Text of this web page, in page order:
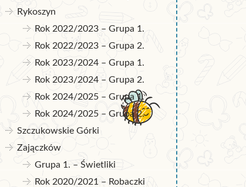
Rykoszyn
Rok 2022/2023 – Grupa 1.
Rok 2022/2023 – Grupa 2.
Rok 2023/2024 – Grupa 1.
Rok 2023/2024 – Grupa 2.
Rok 2024/2025 – Grupa 1.
Rok 2024/2025 – Grupa 2.
Szczukowskie Górki
Zajączków
Grupa 1. – Świetliki
Rok 2020/2021 – Robaczki